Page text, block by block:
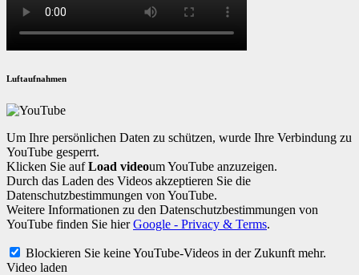
Luftaufnahmen
Um Ihre persönlichen Daten zu schützen, wurde Ihre Verbindung zu
YouTube gesperrt.
Klicken Sie aufLoad videoum YouTube anzuzeigen.
Durch das Laden des Videos akzeptieren Sie die
Datenschutzbestimmungen von YouTube.
Weitere Informationen zu den Datenschutzbestimmungen von
YouTube finden Sie hierGoogle - Privacy & Terms.
Blockieren Sie keine YouTube-Videos in der Zukunft mehr.
Video laden